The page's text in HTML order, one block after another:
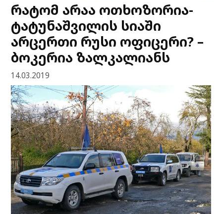
რატომ არაა ოთხოზორია-
ტატუნაშვილის სიაში
არცერთი რუსი ოფიცერი? –
ბოკერია ზალკალიანს
14.03.2019